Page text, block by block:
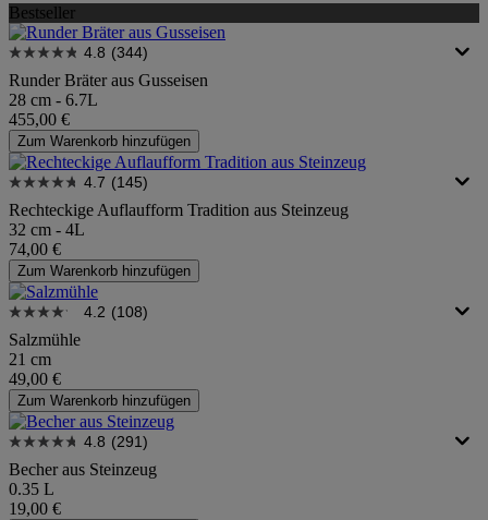
Bestseller
4.8 (344)
Runder Bräter aus Gusseisen
28 cm - 6.7L
455,00 €
Zum Warenkorb hinzufügen
4.7 (145)
Rechteckige Auflaufform Tradition aus Steinzeug
32 cm - 4L
74,00 €
Zum Warenkorb hinzufügen
4.2 (108)
Salzmühle
21 cm
49,00 €
Zum Warenkorb hinzufügen
4.8 (291)
Becher aus Steinzeug
0.35 L
19,00 €